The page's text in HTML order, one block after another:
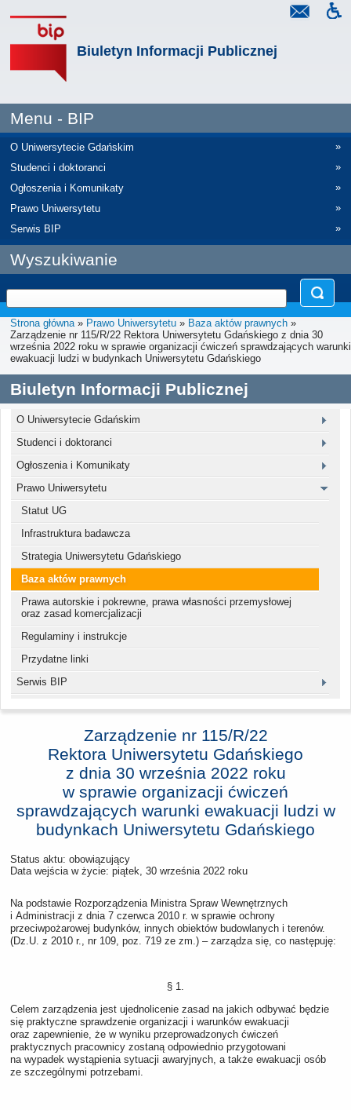
Biuletyn Informacji Publicznej
Menu - BIP
O Uniwersytecie Gdańskim
»
Studenci i doktoranci
»
Ogłoszenia i Komunikaty
»
Prawo Uniwersytetu
»
Serwis BIP
»
Wyszukiwanie
Strona główna» Prawo Uniwersytetu » Baza aktów prawnych »
Zarządzenie nr 115/R/22 Rektora Uniwersytetu Gdańskiego z dnia 30
września 2022 roku w sprawie organizacji ćwiczeń sprawdzających warunki
ewakuacji ludzi w budynkach Uniwersytetu Gdańskiego
Biuletyn Informacji Publicznej
O Uniwersytecie Gdańskim
Studenci i doktoranci
Ogłoszenia i Komunikaty
Prawo Uniwersytetu
Statut UG
Infrastruktura badawcza
Strategia Uniwersytetu Gdańskiego
Baza aktów prawnych
Prawa autorskie i pokrewne, prawa własności przemysłowej
oraz zasad komercjalizacji
Regulaminy i instrukcje
Przydatne linki
Serwis BIP
Zarządzenie nr 115/R/22
Rektora Uniwersytetu Gdańskiego
z dnia 30 września 2022 roku
w sprawie organizacji ćwiczeń
sprawdzających warunki ewakuacji ludzi w
budynkach Uniwersytetu Gdańskiego
Status aktu: obowiązujący
Data wejścia w życie: piątek, 30 września 2022 roku
Na podstawie Rozporządzenia Ministra Spraw Wewnętrznych
i Administracji z dnia 7 czerwca 2010 r. w sprawie ochrony
przeciwpożarowej budynków, innych obiektów budowlanych i terenów.
(Dz.U. z 2010 r., nr 109, poz. 719 ze zm.) – zarządza się, co następuję:
§ 1.
Celem zarządzenia jest ujednolicenie zasad na jakich odbywać będzie
się praktyczne sprawdzenie organizacji i warunków ewakuacji
oraz zapewnienie, że w wyniku przeprowadzonych ćwiczeń
praktycznych pracownicy zostaną odpowiednio przygotowani
na wypadek wystąpienia sytuacji awaryjnych, a także ewakuacji osób
ze szczególnymi potrzebami.